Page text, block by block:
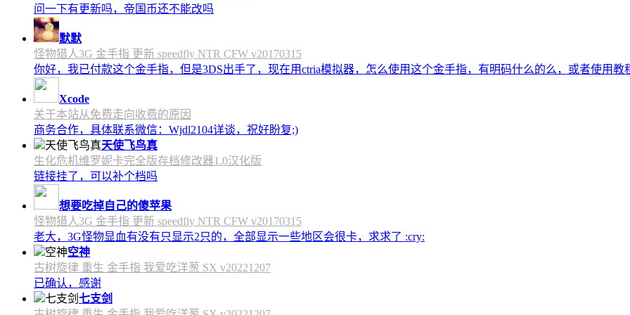
问一下有更新吗，帝国币还不能改吗
默默
怪物猎人3G 金手指 更新 speedfly NTR CFW v20170315
你好，我已付款这个金手指，但是3DS出手了，现在用ctria模拟器，怎么使用这个金手指，有明码什么的么，或者使用教
Xcode
关于本站从免费走向收费的原因
商务合作，具体联系微信：Wjdl2104详谈，祝好盼复;)
天使飞鸟真
生化危机维罗妮卡完全版存档修改器1.0汉化版
链接挂了，可以补个档吗
想要吃掉自己的傻苹果
怪物猎人3G 金手指 更新 speedfly NTR CFW v20170315
老大，3G怪物显血有没有只显示2只的，全部显示一些地区会很卡，求求了 :cry:
空神
古树旋律 重生 金手指 我爱吃洋葱 SX v20221207
已确认，感谢
七支剑